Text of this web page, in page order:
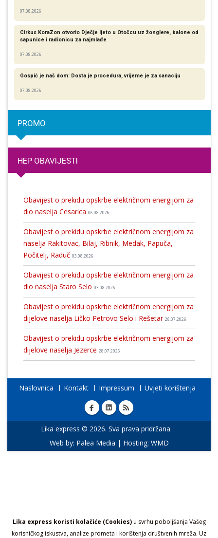
Lika express koristi kolačiće (Cookies)u svrhu poboljšanja Vašeg
korisničkog iskustva, analize prometa i korištenja društvenih mreža. Uz
07.08.2026
Cirkus KoraZon otvorio Dječje ljeto u Otočcu uz žonglere, balone od
sapunice i radionicu za najmlađe
07.08.2026
Gospić je naš dom: Dosta je procedura, vrijeme je za sanaciju
07.08.2026
PROMO
HEP OBAVIJESTI
Obavijest o prekidu opskrbe električnom energijom za
dio naselja Cesarica 06.08.2026
Obavijest o prekidu opskrbe električnom energijom za
naselja Rakitovac, Bilaj, Ribnik, Medak, Papuča,
Počitelj, Raduč 03.08.2026
Obavijest o prekidu opskrbe električnom energijom za
dio naselja Staro Selo 03.08.2026
Obavijest o prekidu opskrbe električnom energijom za
dijelove naselja Ličko Petrovo Selo i Rešetar 28.07.2026
Obavijest o prekidu opskrbe električnom energijom za
dijelove naselja Jezerce 28.07.2026
Naslovnica Kontakt Impressum Uvjeti korištenja
Lika express © 2026. Sva prava pridržana.
Web by: Palea Media | Hosting: WMD